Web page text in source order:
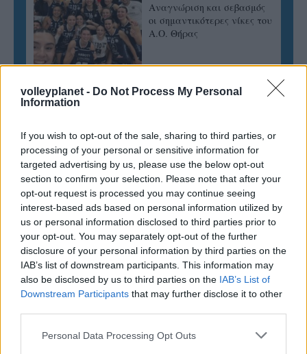
volleyplanet - Do Not Process My Personal
Information
If you wish to opt-out of the sale, sharing to third parties, or
processing of your personal or sensitive information for
targeted advertising by us, please use the below opt-out
section to confirm your selection. Please note that after your
opt-out request is processed you may continue seeing
interest-based ads based on personal information utilized by
us or personal information disclosed to third parties prior to
your opt-out. You may separately opt-out of the further
disclosure of your personal information by third parties on the
IAB’s list of downstream participants. This information may
also be disclosed by us to third parties on the IAB’s List of
Downstream Participants that may further disclose it to other
Please note that this website/app uses one or more Google
Personal Data Processing Opt Outs
Αναγνώριση και σεβασμός
οι σημαντικότερες νίκες του
Α.Ο. Θήρας